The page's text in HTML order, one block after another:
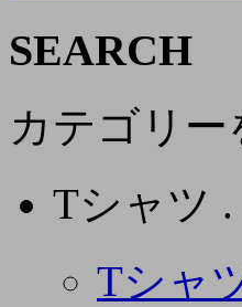
SEARCH
カテゴリー
Tシャツ
Tシャ